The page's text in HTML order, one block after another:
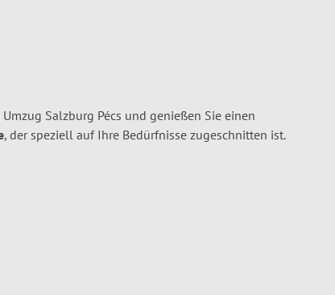
Salzburg Pécs und genießen Sie einen
, der speziell auf Ihre Bedürfnisse zugeschnitten ist.